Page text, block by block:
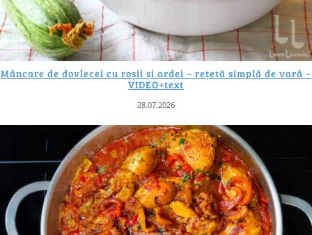
Mâncare de dovlecei cu roșii și ardei – rețetă simplă de vară –
VIDEO+text
28.07.2026